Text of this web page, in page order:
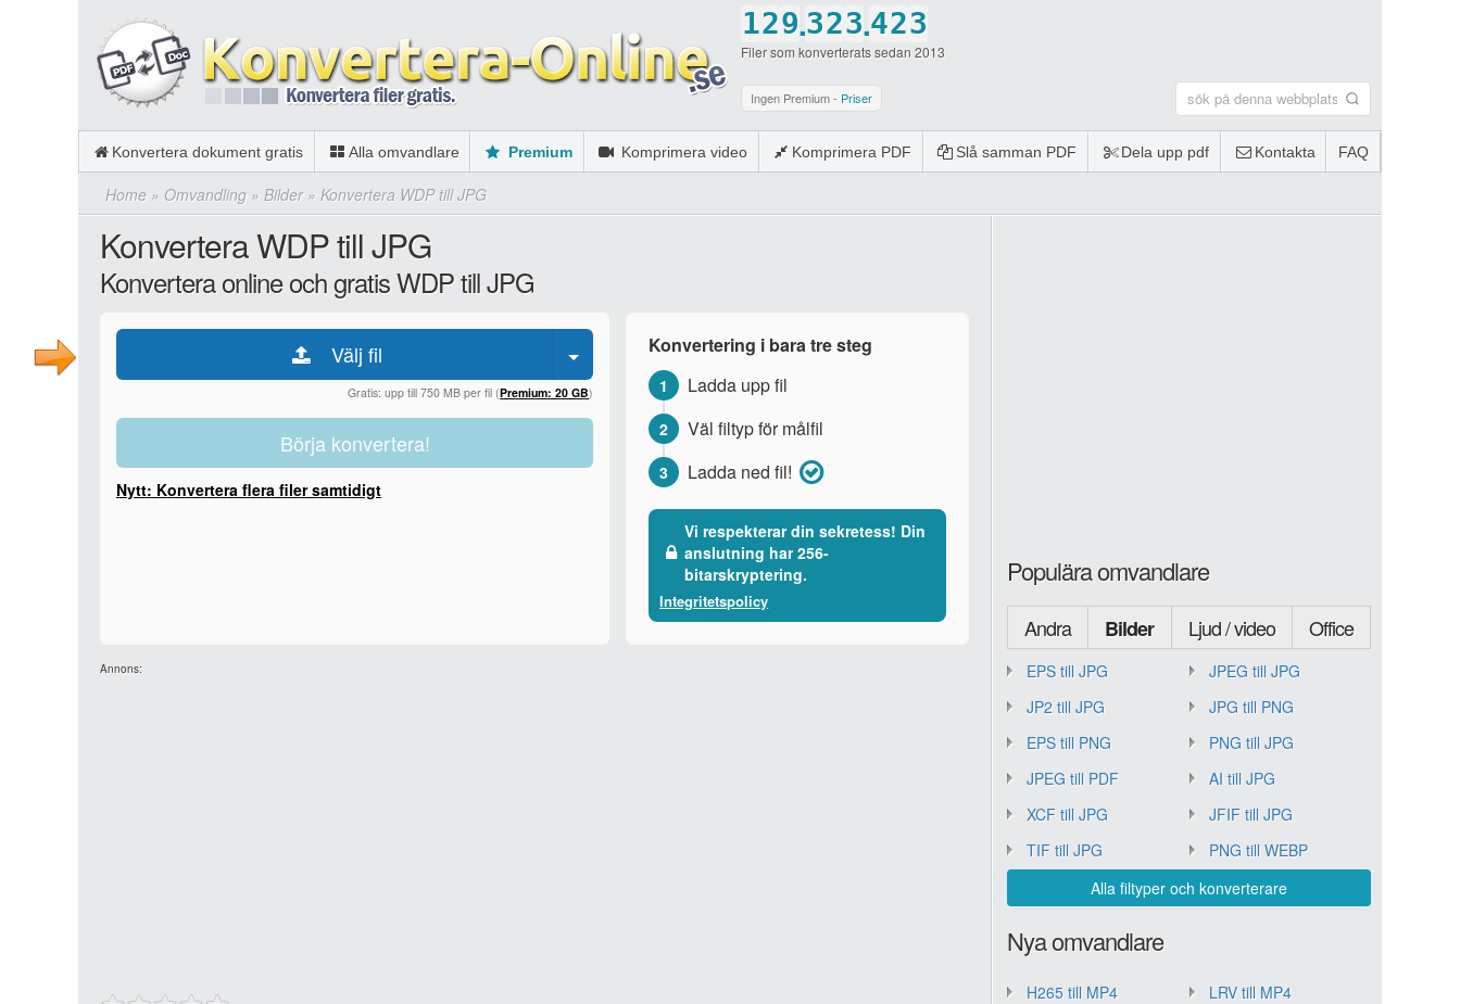
1
2
3
4
5
6
0
2
3
4
5
6
7
9
0
.3
4
5
6
7
8
2
3
4
5
6
7
3
4
5
6
7
8
.4
5
6
7
8
9
2
3
5
6
7
3
4
6
7
8
Filer som konverterats sedan 2013
Ingen Premium - Priser
Konvertera dokument gratis Alla omvandlare Premium Komprimera video Komprimera PDF Slå samman PDF Dela upp pdf Kontakta FAQ
Home » Omvandling » Bilder» Konvertera WDP till JPG
Konvertera WDP till JPG
Konvertera online och gratis WDP till JPG
Välj fil
Gratis: upp till 750 MB per fil (Premium: 20 GB)
Börja konvertera!
Nytt: Konvertera flera filer samtidigt
Konvertering i bara tre steg
1 Ladda upp fil
2 Väl filtyp för målfil
3 Ladda ned fil!
Vi respekterar din sekretess! Din
anslutning har 256-
bitarskryptering.
Integritetspolicy
Annons:
Populära omvandlare
Andra Bilder Ljud / video Office
EPS till JPG
JPEG till JPG
JP2 till JPG
JPG till PNG
EPS till PNG
PNG till JPG
JPEG till PDF
AI till JPG
XCF till JPG
JFIF till JPG
TIF till JPG
PNG till WEBP
Alla filtyper och konverterare
Nya omvandlare
H265 till MP4
LRV till MP4